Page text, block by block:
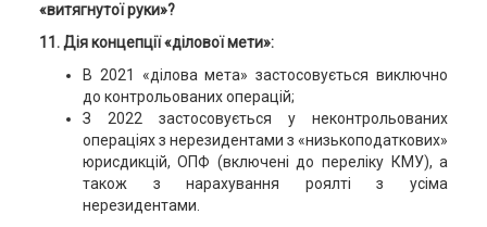
«витягнутої руки»?
11. Дія концепції «ділової мети»:
В 2021 «ділова мета» застосовується виключно
до контрольованих операцій;
З 2022 застосовується у неконтрольованих
операціях з нерезидентами з «низькоподаткових»
юрисдикцій, ОПФ (включені до переліку КМУ), а
також з нарахування роялті з усіма
нерезидентами.